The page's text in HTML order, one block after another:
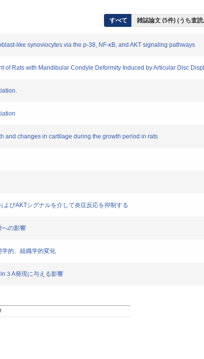
すべて 雑誌論文 (5件) (うち査
like synoviocytes via the p-38, NF-κB, and AKT signaling pathways
of Rats with Mandibular Condyle Deformity Induced by Articular Disc
and changes in cartilage during the growth period in rats
びAKTシグナルを介して炎症反応を抑制する
への影響
学的、組織学的変化
３A発現に与える影響